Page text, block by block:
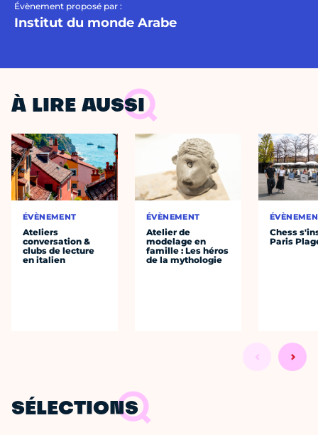
Évènement proposé par :
Institut du monde Arabe
À LIRE AUSSI
ÉVÈNEMENT
Ateliers
conversation &
clubs de lecture
en italien
ÉVÈNEMENT
Atelier de
modelage en
famille : Les héros
de la mythologie
Chess
Paris
SÉLECTIONS